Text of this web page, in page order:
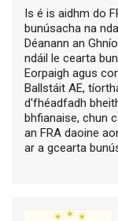
Is é is aidhm do
bunúsacha na
Déanann an
ndáil le cearta
Eorpaigh agus
Ballstáit AE,
d'fhéadfadh
bhfianaise, chun
an FRA daoine
ar a gcearta